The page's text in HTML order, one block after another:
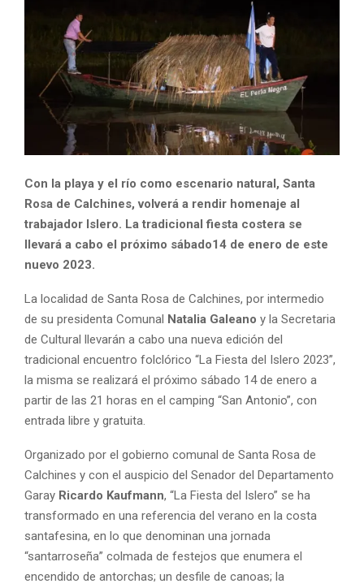
Con la playa y el río como escenario natural, Santa
Rosa de Calchines, volverá a rendir homenaje al
trabajador Islero. La tradicional fiesta costera se
llevará a cabo el próximo sábado14 de enero de este
nuevo 2023.
La localidad de Santa Rosa de Calchines, por intermedio
de su presidenta Comunal Natalia Galeano y la Secretaria
de Cultural llevarán a cabo una nueva edición del
tradicional encuentro folclórico “La Fiesta del Islero 2023”,
la misma se realizará el próximo sábado 14 de enero a
partir de las 21 horas en el camping “San Antonio”, con
entrada libre y gratuita.
Organizado por el gobierno comunal de Santa Rosa de
Calchines y con el auspicio del Senador del Departamento
Garay Ricardo Kaufmann, “La Fiesta del Islero” se ha
transformado en una referencia del verano en la costa
santafesina, en lo que denominan una jornada
“santarroseña” colmada de festejos que enumera el
encendido de antorchas; un desfile de canoas; la